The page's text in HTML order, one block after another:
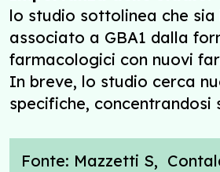
lo studio sottolinea che sia
associato a GBA1 dalla
farmacologici con nuovi
In breve, lo studio cerca
specifiche,
Fonte: Mazzetti S,